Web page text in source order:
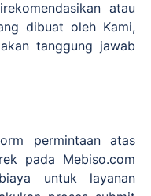
atau
dibuat oleh Kami,
tanggung jawab
permintaan atas
pada Mebiso.com
untuk layanan